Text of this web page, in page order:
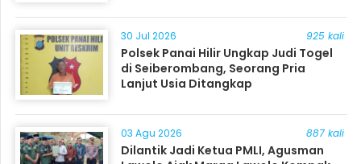
30 Jul 2026 925 kali
Polsek Panai Hilir Ungkap Judi Togel
di Seiberombang, Seorang Pria
Lanjut Usia Ditangkap
03 Agu 2026 887 kali
Dilantik Jadi Ketua PMLI, Agusman